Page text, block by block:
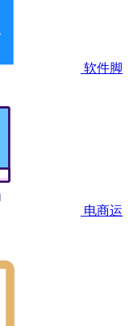
软件脚
电商运